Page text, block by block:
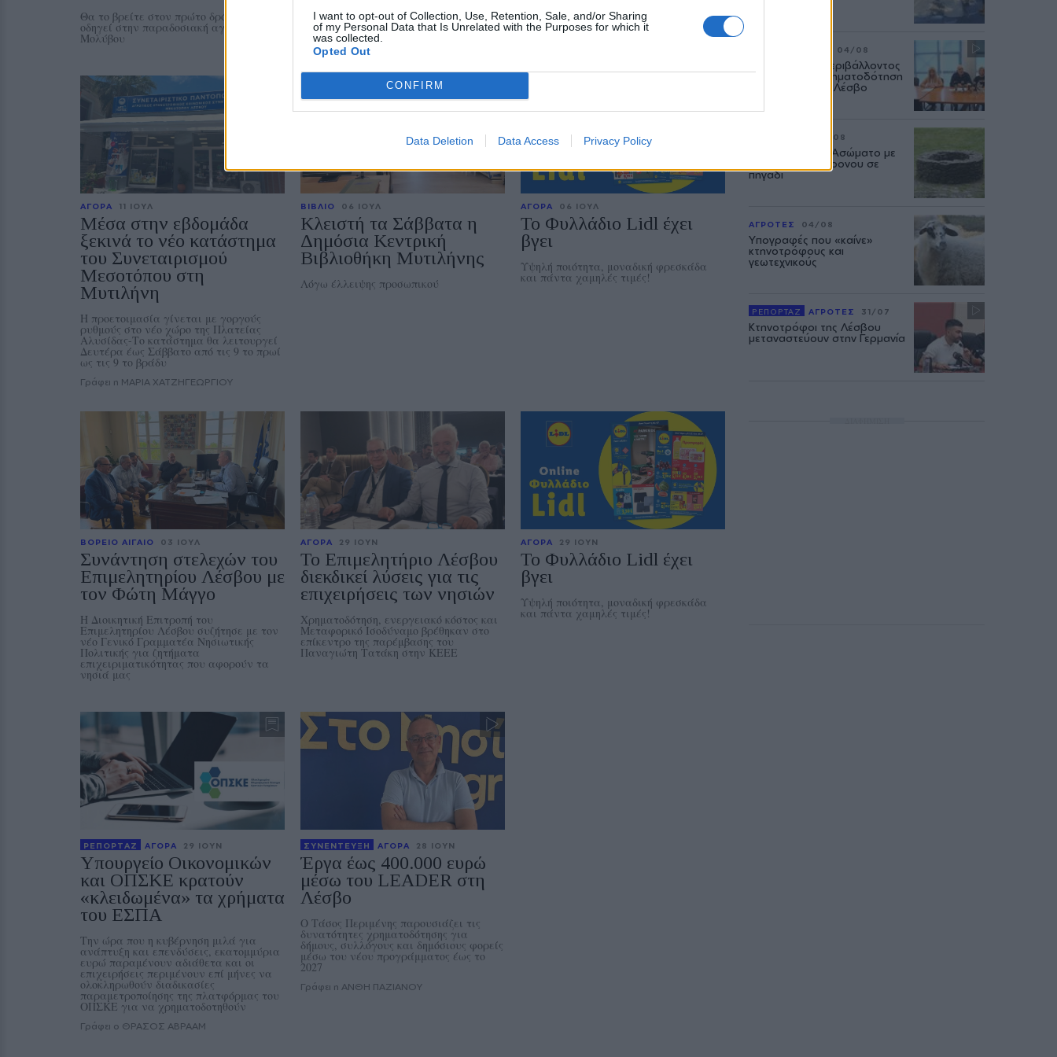
I want to opt-out of Collection, Use, Retention, Sale, and/or Sharing
of my Personal Data that Is Unrelated with the Purposes for which it
was collected.
Opted Out
CONFIRM
Data Deletion Data Access Privacy Policy
Θα το βρείτε στον πρώτο δρόμο που
οδηγεί στην παραδοσιακή αγορά του
Μολύβου
Υψηλή ποιότητα, μοναδική φρεσκάδα
και πάντα χαμηλές τιμές!
Ποιότητα, οικονομία και καθημερινές
προσφορές, πάντα δίπλα στον
καταναλωτή
ΑΓΟΡΑ 11 ΙΟΥΛ
Μέσα στην εβδομάδα
ξεκινά το νέο κατάστημα
του Συνεταιρισμού
Μεσοτόπου στη
Μυτιλήνη
Η προετοιμασία γίνεται με γοργούς
ρυθμούς στο νέο χώρο της Πλατείας
Αλυσίδας-Το κατάστημα θα λειτουργεί
Δευτέρα έως Σάββατο από τις 9 το πρωί
ως τις 9 το βράδυ
Γράφει η ΜΑΡΙΑ ΧΑΤΖΗΓΕΩΡΓΙΟΥ
ΒΙΒΛΙΟ 06 ΙΟΥΛ
Κλειστή τα Σάββατα η
Δημόσια Κεντρική
Βιβλιοθήκη Μυτιλήνης
Λόγω έλλειψης προσωπικού
ΑΓΟΡΑ 06 ΙΟΥΛ
Το Φυλλάδιο Lidl έχει
βγει
Υψηλή ποιότητα, μοναδική φρεσκάδα
και πάντα χαμηλές τιμές!
ΒΟΡΕΙΟ ΑΙΓΑΙΟ 03 ΙΟΥΛ
Συνάντηση στελεχών του
Επιμελητηρίου Λέσβου με
τον Φώτη Μάγγο
Η Διοικητική Επιτροπή του
Επιμελητηρίου Λέσβου συζήτησε με τον
νέο Γενικό Γραμματέα Νησιωτικής
Πολιτικής για ζητήματα
επιχειριματικότητας που αφορούν τα
νησιά μας
ΑΓΟΡΑ 29 ΙΟΥΝ
Το Επιμελητήριο Λέσβου
διεκδικεί λύσεις για τις
επιχειρήσεις των νησιών
Χρηματοδότηση, ενεργειακό κόστος και
Μεταφορικό Ισοδύναμο βρέθηκαν στο
επίκεντρο της παρέμβασης του
Παναγιώτη Τατάκη στην ΚΕΕΕ
ΑΓΟΡΑ 29 ΙΟΥΝ
Το Φυλλάδιο Lidl έχει
βγει
Υψηλή ποιότητα, μοναδική φρεσκάδα
και πάντα χαμηλές τιμές!
ΡΕΠΟΡΤΑΖ ΑΓΟΡΑ 29 ΙΟΥΝ
Υπουργείο Οικονομικών
και ΟΠΣΚΕ κρατούν
«κλειδωμένα» τα χρήματα
του ΕΣΠΑ
Την ώρα που η κυβέρνηση μιλά για
ανάπτυξη και επενδύσεις, εκατομμύρια
ευρώ παραμένουν αδιάθετα και οι
επιχειρήσεις περιμένουν επί μήνες να
ολοκληρωθούν διαδικασίες
παραμετροποίησης της πλατφόρμας του
ΟΠΣΚΕ για να χρηματοδοτηθούν
Γράφει ο ΘΡΑΣΟΣ ΑΒΡΑΑΜ
ΣΥΝΕΝΤΕΥΞΗ ΑΓΟΡΑ 28 ΙΟΥΝ
Έργα έως 400.000 ευρώ
μέσω του LEADER στη
Λέσβο
Ο Τάσος Περιμένης παρουσιάζει τις
δυνατότητες χρηματοδότησης για
δήμους, συλλόγους και δημόσιους φορείς
μέσω του νέου προγράμματος έως το
2027
Γράφει η ΑΝΘΗ ΠΑΖΙΑΝΟΥ
04/08
Το Υπουργείο Περιβάλλοντος
άφησε χωρίς χρηματοδότηση
έργα νερού στη Λέσβο
04/08
Μυστήριο στον Ασώματο με
τον θάνατο 52χρονου σε
πηγάδι
ΑΓΡΟΤΕΣ 04/08
Υπογραφές που «καίνε»
κτηνοτρόφους και
γεωτεχνικούς
ΡΕΠΟΡΤΑΖ ΑΓΡΟΤΕΣ 31/07
Κτηνοτρόφοι της Λέσβου
μεταναστεύουν στην Γερμανία